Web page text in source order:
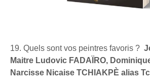
19. Quels sont vos peintres favoris ?
Maitre Ludovic FADAÏRO,
Narcisse Nicaise TCHIAKPÈ alias